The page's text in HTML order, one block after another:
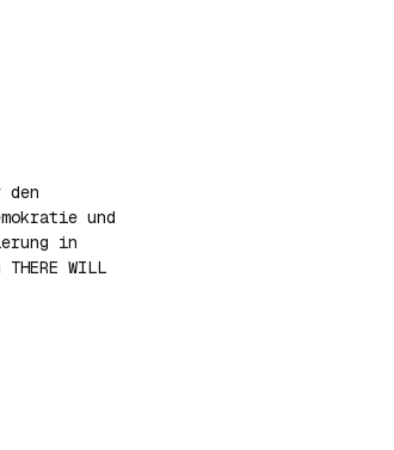
und
in
WILL